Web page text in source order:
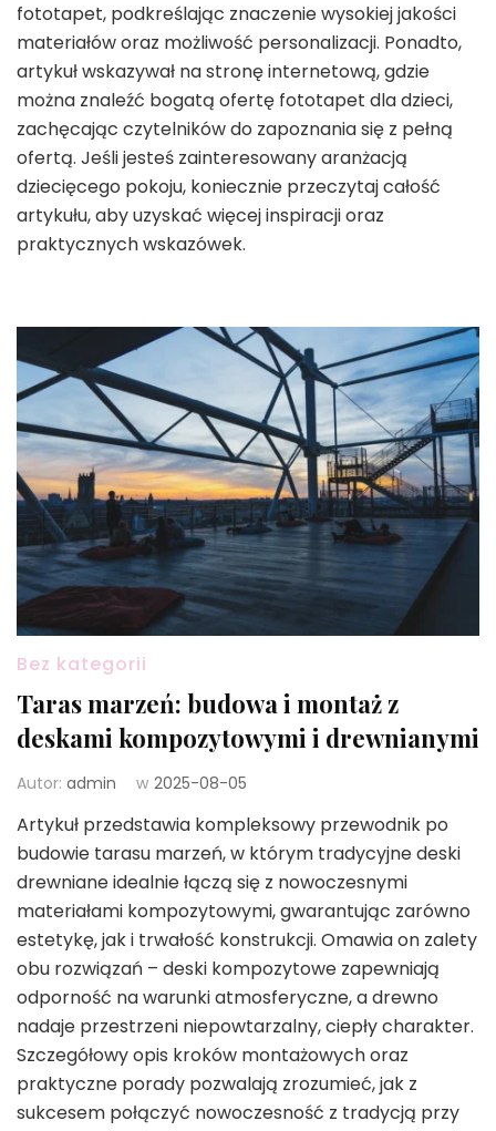
fototapet, podkreślając znaczenie wysokiej jakości
materiałów oraz możliwość personalizacji. Ponadto,
artykuł wskazywał na stronę internetową, gdzie
można znaleźć bogatą ofertę fototapet dla dzieci,
zachęcając czytelników do zapoznania się z pełną
ofertą. Jeśli jesteś zainteresowany aranżacją
dziecięcego pokoju, koniecznie przeczytaj całość
artykułu, aby uzyskać więcej inspiracji oraz
praktycznych wskazówek.
Bez kategorii
Taras marzeń: budowa i montaż z
deskami kompozytowymi i drewnianymi
Autor: admin w 2025-08-05
Artykuł przedstawia kompleksowy przewodnik po
budowie tarasu marzeń, w którym tradycyjne deski
drewniane idealnie łączą się z nowoczesnymi
materiałami kompozytowymi, gwarantując zarówno
estetykę, jak i trwałość konstrukcji. Omawia on zalety
obu rozwiązań – deski kompozytowe zapewniają
odporność na warunki atmosferyczne, a drewno
nadaje przestrzeni niepowtarzalny, ciepły charakter.
Szczegółowy opis kroków montażowych oraz
praktyczne porady pozwalają zrozumieć, jak z
sukcesem połączyć nowoczesność z tradycją przy